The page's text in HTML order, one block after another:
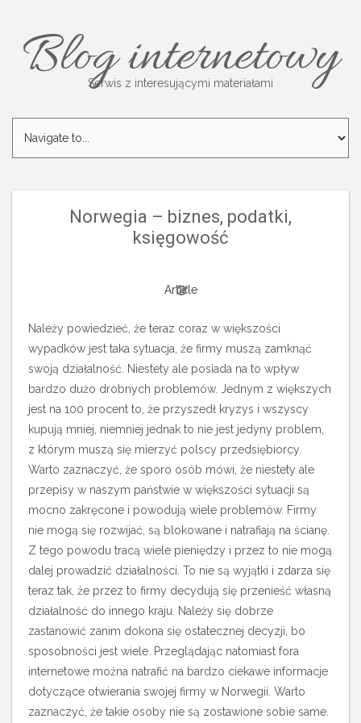
Blog internetowy
Serwis z interesującymi materiałami
Norwegia – biznes, podatki,
księgowość
Article
Należy powiedzieć, że teraz coraz w większości
wypadków jest taka sytuacja, że firmy muszą zamknąć
swoją działalność. Niestety ale posiada na to wpływ
bardzo dużo drobnych problemów. Jednym z większych
jest na 100 procent to, że przyszedł kryzys i wszyscy
kupują mniej, niemniej jednak to nie jest jedyny problem,
z którym muszą się mierzyć polscy przedsiębiorcy.
Warto zaznaczyć, że sporo osób mówi, że niestety ale
przepisy w naszym państwie w większości sytuacji są
mocno zakręcone i powodują wiele problemów. Firmy
nie mogą się rozwijać, są blokowane i natrafiają na ścianę.
Z tego powodu tracą wiele pieniędzy i przez to nie mogą
dalej prowadzić działalności. To nie są wyjątki i zdarza się
teraz tak, że przez to firmy decydują się przenieść własną
działalność do innego kraju. Należy się dobrze
zastanowić zanim dokona się ostatecznej decyzji, bo
sposobności jest wiele. Przeglądając natomiast fora
internetowe można natrafić na bardzo ciekawe informacje
dotyczące otwierania swojej firmy w Norwegii. Warto
zaznaczyć, że takie osoby nie są zostawione sobie same.